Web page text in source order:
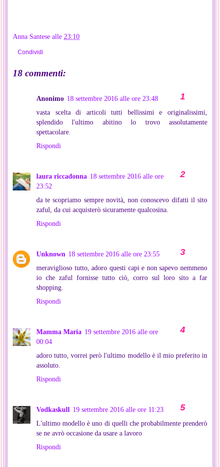
Anna Santese alle 23:10
Condividi
18 commenti:
Anonimo 18 settembre 2016 alle ore 23:48
vasta scelta di articoli tutti bellissimi e originalissimi,
splendido l'ultimo abitino lo trovo assolutamente
spettacolare.
Rispondi
laura riccadonna 18 settembre 2016 alle ore
23:52
da te scopriamo sempre novità, non conoscevo difatti il sito
zaful, da cui acquisterò sicuramente qualcosina.
Rispondi
Unknown 18 settembre 2016 alle ore 23:55
meraviglioso tutto, adoro questi capi e non sapevo nemmeno
io che zaful fornisse tutto ciò, corro sul loro sito a far
shopping.
Rispondi
Mamma Maria 19 settembre 2016 alle ore
00:04
adoro tutto, vorrei però l'ultimo modello è il mio preferito in
assoluto.
Rispondi
Vodkaskull 19 settembre 2016 alle ore 11:23
L'ultimo modello è uno di quelli che probabilmente prenderò
se ne avrò occasione da usare a lavoro
Rispondi